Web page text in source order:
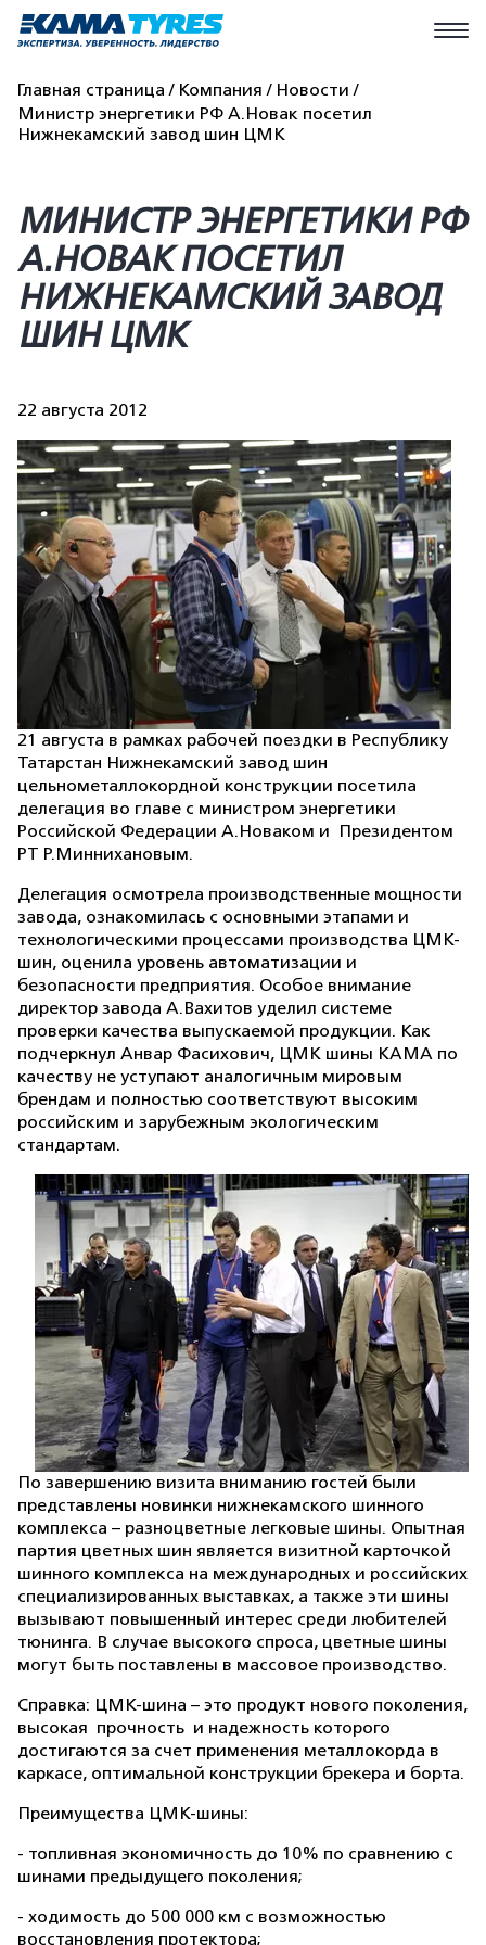
Главная страница Компания
Новости
Министр энергетики РФ А.Новак посетил
Нижнекамский завод шин ЦМК
МИНИСТР ЭНЕРГЕТИКИ РФ
А.НОВАК ПОСЕТИЛ
НИЖНЕКАМСКИЙ ЗАВОД
ШИН ЦМК
22 августа 2012
21 августа в рамках рабочей поездки в Республику
Татарстан Нижнекамский завод шин
цельнометаллокордной конструкции посетила
делегация во главе с министром энергетики
Российской Федерации А.Новаком и Президентом
РТ Р.Миннихановым.
Делегация осмотрела производственные мощности
завода, ознакомилась с основными этапами и
технологическими процессами производства ЦМК-
шин, оценила уровень автоматизации и
безопасности предприятия. Особое внимание
директор завода А.Вахитов уделил системе
проверки качества выпускаемой продукции. Как
подчеркнул Анвар Фасихович, ЦМК шины КАМА по
качеству не уступают аналогичным мировым
брендам и полностью соответствуют высоким
российским и зарубежным экологическим
стандартам.
По завершению визита вниманию гостей были
представлены новинки нижнекамского шинного
комплекса – разноцветные легковые шины. Опытная
партия цветных шин является визитной карточкой
шинного комплекса на международных и российских
специализированных выставках, а также эти шины
вызывают повышенный интерес среди любителей
тюнинга. В случае высокого спроса, цветные шины
могут быть поставлены в массовое производство.
Справка: ЦМК-шина – это продукт нового поколения,
высокая прочность и надежность которого
достигаются за счет применения металлокорда в
каркасе, оптимальной конструкции брекера и борта.
Преимущества ЦМК-шины:
- топливная экономичность до 10% по сравнению с
шинами предыдущего поколения;
- ходимость до 500 000 км с возможностью
восстановления протектора;